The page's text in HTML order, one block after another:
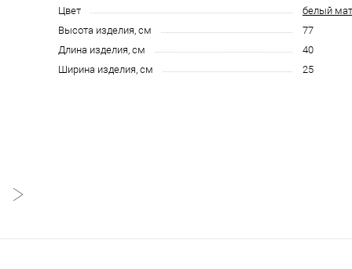
Цвет
белый
Высота изделия, см
77
Длина изделия, см
40
Ширина изделия, см
25